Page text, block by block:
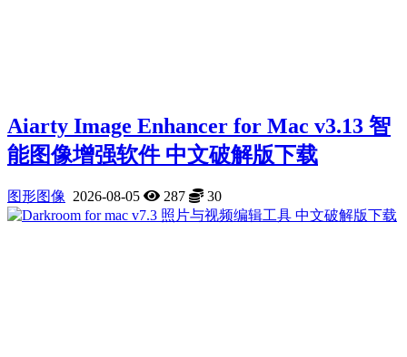
Aiarty Image Enhancer for Mac v3.13 智
能图像增强软件 中文破解版下载
图形图像 2026-08-05 287 30